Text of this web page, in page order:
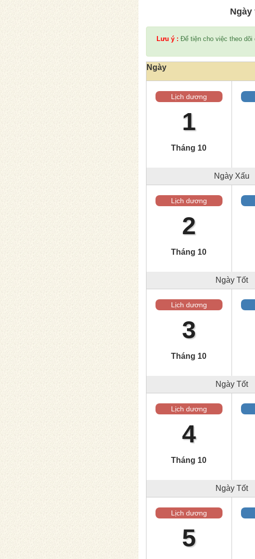
Ngày
Lưu ý : Để tiện cho việc theo dõi
Ngày
Lịch dương
1
Tháng 10
Ngày Xấu
Lịch dương
2
Tháng 10
Ngày Tốt
Lịch dương
3
Tháng 10
Ngày Tốt
Lịch dương
4
Tháng 10
Ngày Tốt
Lịch dương
5